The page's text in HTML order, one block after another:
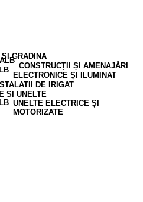
GRADINA
CONSTRUCȚII ȘI AMENAJĂRI
ELECTRONICE ȘI ILUMINAT
DE IRIGAT
SI UNELTE
UNELTE ELECTRICE ȘI
MOTORIZATE